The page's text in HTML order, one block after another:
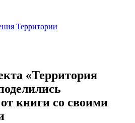
Территории
«Территория
книги со своими